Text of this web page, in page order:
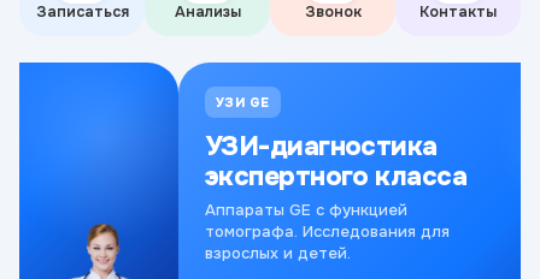
Записаться Анализы Звонок Контакты
УЗИ-диагностика
экспертного класса
Аппараты GE с функцией
томографа. Исследования для
взрослых и детей.